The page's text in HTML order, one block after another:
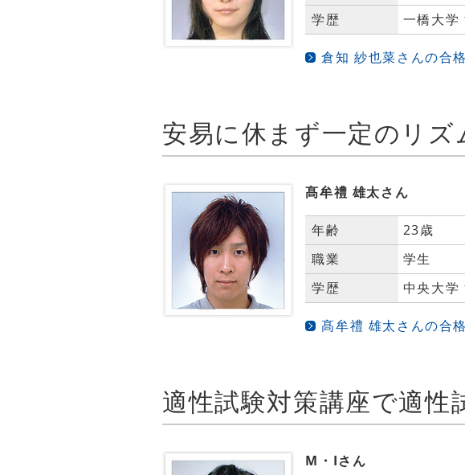
学歴
一橋大学
倉知 紗也菜さんの合
髙牟禮 雄太さん
年齢
23歳
職業
学生
学歴
中央大学
髙牟禮 雄太さんの合
M・Iさん